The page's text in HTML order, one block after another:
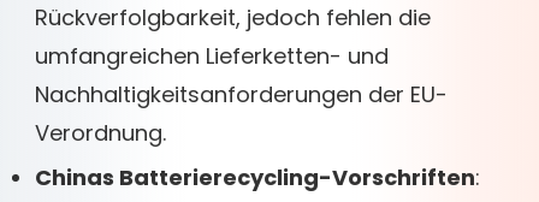
Rückverfolgbarkeit, jedoch fehlen die
umfangreichen Lieferketten- und
Nachhaltigkeitsanforderungen der EU-
Verordnung.
Chinas Batterierecycling-Vorschriften: